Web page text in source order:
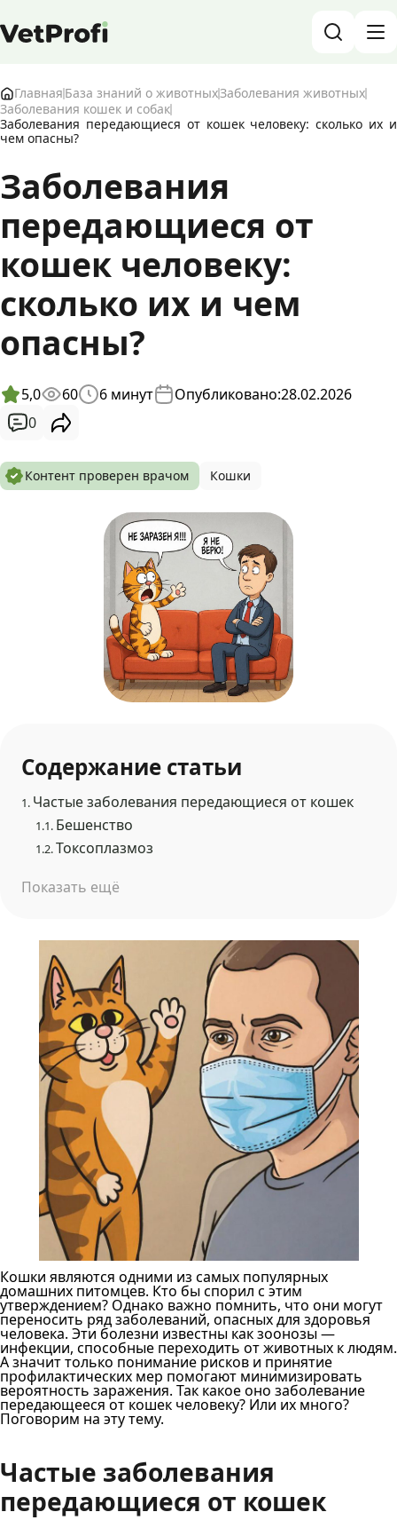
База знаний о животных и ветеринарии
Блог о животных
Форум
Войти
Главная База знаний о животныхЗаболевания животных
Заболевания кошек и собак
Заболевания передающиеся от кошек человеку: сколько их и
чем опасны?
Заболевания
передающиеся от
кошек человеку:
сколько их и чем
опасны?
5,0 60 6 минут Опубликовано:28.02.2026
0
Контент проверен врачом Кошки
Содержание статьи
1. Частые заболевания передающиеся от кошек
1.1. Бешенство
1.2.Токсоплазмоз
Показать ещё
Кошки являются одними из самых популярных
домашних питомцев. Кто бы спорил с этим
утверждением? Однако важно помнить, что они могут
переносить ряд заболеваний, опасных для здоровья
человека. Эти болезни известны как зоонозы —
инфекции, способные переходить от животных к людям.
А значит только понимание рисков и принятие
профилактических мер помогают минимизировать
вероятность заражения. Так какое оно заболевание
передающееся от кошек человеку? Или их много?
Поговорим на эту тему.
Частые заболевания
передающиеся от кошек